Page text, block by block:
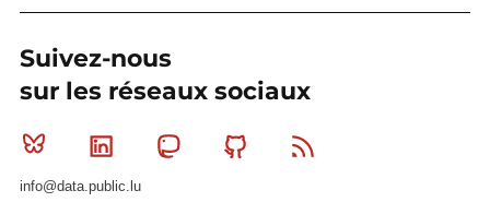
Suivez-nous
sur les réseaux sociaux
Bluesky Linkedin MastodonGithub
info@data.public.lu